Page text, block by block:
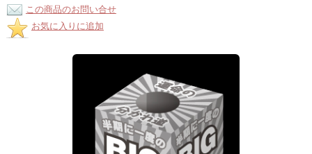
この商品のお問い合せ
お気に入りに追加